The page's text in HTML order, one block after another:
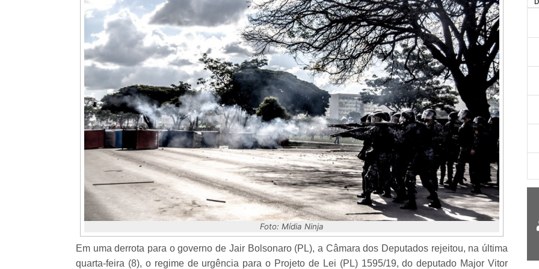
Foto: Mídia Ninja
Em uma derrota para o governo de Jair Bolsonaro (PL), a Câmara dos Deputados rejeitou, na última
quarta-feira (8), o regime de urgência para o Projeto de Lei (PL) 1595/19, do deputado Major Vitor